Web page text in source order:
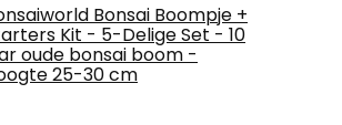
Bonsai Boompje +
Kit - 5-Delige Set - 10
oude bonsai boom -
25-30 cm